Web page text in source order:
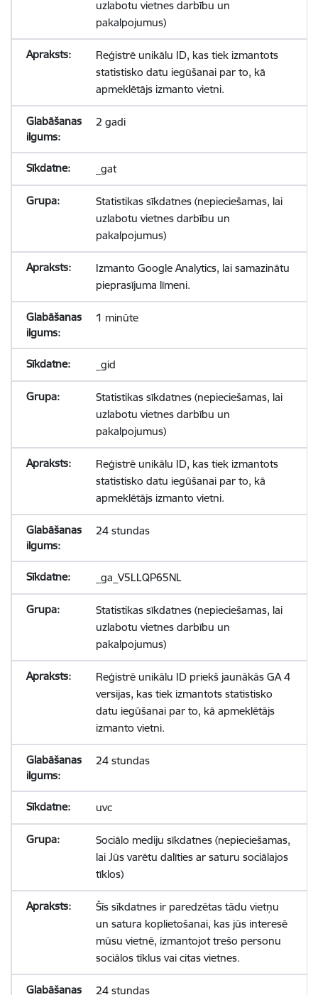
uzlabotu vietnes darbību un
pakalpojumus)
Reģistrē unikālu ID, kas tiek izmantots
statistisko datu iegūšanai par to, kā
apmeklētājs izmanto vietni.
2 gadi
_gat
Statistikas sīkdatnes (nepieciešamas, lai
uzlabotu vietnes darbību un
pakalpojumus)
Izmanto Google Analytics, lai samazinātu
pieprasījuma līmeni.
1 minūte
_gid
Statistikas sīkdatnes (nepieciešamas, lai
uzlabotu vietnes darbību un
pakalpojumus)
Reģistrē unikālu ID, kas tiek izmantots
statistisko datu iegūšanai par to, kā
apmeklētājs izmanto vietni.
24 stundas
_ga_V5LLQP65NL
Statistikas sīkdatnes (nepieciešamas, lai
uzlabotu vietnes darbību un
pakalpojumus)
Reģistrē unikālu ID priekš jaunākās GA 4
versijas, kas tiek izmantots statistisko
datu iegūšanai par to, kā apmeklētājs
izmanto vietni.
24 stundas
uvc
Sociālo mediju sīkdatnes (nepieciešamas,
lai Jūs varētu dalīties ar saturu sociālajos
tīklos)
Šīs sīkdatnes ir paredzētas tādu vietņu
un satura koplietošanai, kas jūs interesē
mūsu vietnē, izmantojot trešo personu
sociālos tīklus vai citas vietnes.
24 stundas